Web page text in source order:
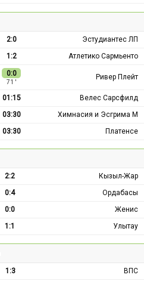
2:0
Эстудиантес ЛП
1:2 Атлетико Сармьенто
0:0
71 ′
Ривер Плейт
01:15
Велес Сарсфилд
03:30
Химнасия и Эсгрима М
03:30 Платенсе
2:2
Кызыл-Жар
0:4
Ордабасы
0:0
Женис
1:1 Улытау
1:3 ВПС